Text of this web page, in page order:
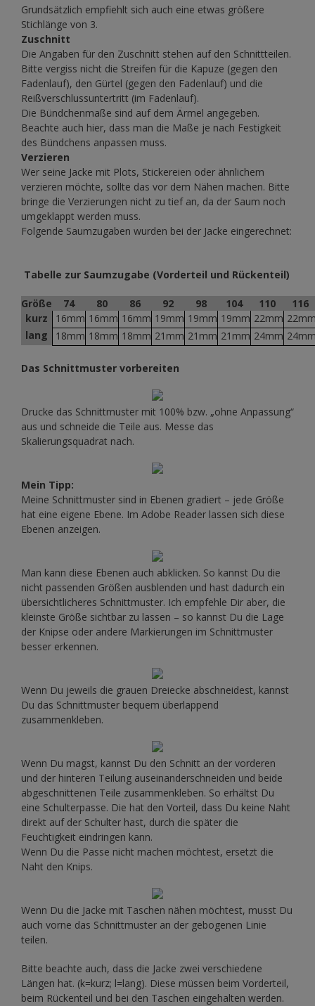
Grundsätzlich empfiehlt sich auch eine etwas größere
Stichlänge von 3.
Zuschnitt
Die Angaben für den Zuschnitt stehen auf den Schnittteilen.
Bitte vergiss nicht die Streifen für die Kapuze (gegen den
Fadenlauf), den Gürtel (gegen den Fadenlauf) und die
Reißverschlussuntertritt (im Fadenlauf).
Die Bündchenmaße sind auf dem Ärmel angegeben.
Beachte auch hier, dass man die Maße je nach Festigkeit
des Bündchens anpassen muss.
Verzieren
Wer seine Jacke mit Plots, Stickereien oder ähnlichem
verzieren möchte, sollte das vor dem Nähen machen. Bitte
bringe die Verzierungen nicht zu tief an, da der Saum noch
umgeklappt werden muss.
Folgende Saumzugaben wurden bei der Jacke eingerechnet:
Tabelle zur Saumzugabe (Vorderteil und Rückenteil)
Größe 74 80 86 92 98 104 110
116
kurz
16mm 16mm 16mm 19mm 19mm 19mm 22mm
lang
18mm 18mm 18mm 21mm 21mm 21mm 24mm
Das Schnittmuster vorbereiten
Drucke das Schnittmuster mit 100% bzw. „ohne Anpassung“
aus und schneide die Teile aus. Messe das
Skalierungsquadrat nach.
Mein Tipp:
Meine Schnittmuster sind in Ebenen gradiert – jede Größe
hat eine eigene Ebene. Im Adobe Reader lassen sich diese
Ebenen anzeigen.
Man kann diese Ebenen auch abklicken. So kannst Du die
nicht passenden Größen ausblenden und hast dadurch ein
übersichtlicheres Schnittmuster. Ich empfehle Dir aber, die
kleinste Größe sichtbar zu lassen – so kannst Du die Lage
der Knipse oder andere Markierungen im Schnittmuster
besser erkennen.
Wenn Du jeweils die grauen Dreiecke abschneidest, kannst
Du das Schnittmuster bequem überlappend
zusammenkleben.
Wenn Du magst, kannst Du den Schnitt an der vorderen
und der hinteren Teilung auseinanderschneiden und beide
abgeschnittenen Teile zusammenkleben. So erhältst Du
eine Schulterpasse. Die hat den Vorteil, dass Du keine Naht
direkt auf der Schulter hast, durch die später die
Feuchtigkeit eindringen kann.
Wenn Du die Passe nicht machen möchtest, ersetzt die
Naht den Knips.
Wenn Du die Jacke mit Taschen nähen möchtest, musst Du
auch vorne das Schnittmuster an der gebogenen Linie
teilen.
Bitte beachte auch, dass die Jacke zwei verschiedene
Längen hat. (k=kurz; l=lang). Diese müssen beim Vorderteil,
beim Rückenteil und bei den Taschen eingehalten werden.